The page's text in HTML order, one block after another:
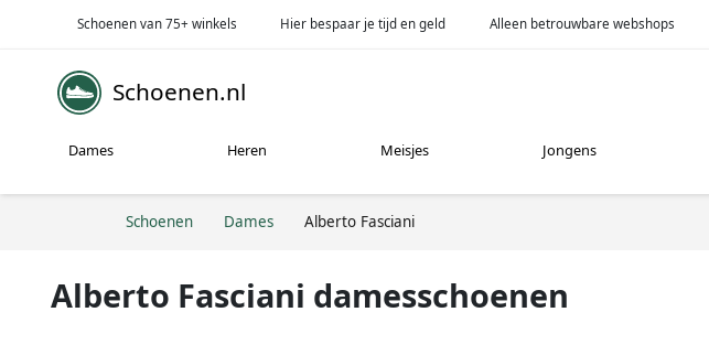
Schoenen van 75+ winkels Hier bespaar je tijd en geld Alleen betrouwbare webshops
Schoenen.nl
Dames Heren Meisjes Jongens
Schoenen Dames Alberto Fasciani
Alberto Fasciani damesschoenen